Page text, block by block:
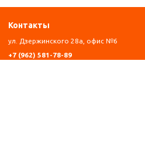
Контакты
ул. Дзержинского 28а, офис №6
+7 (962) 581-78-89